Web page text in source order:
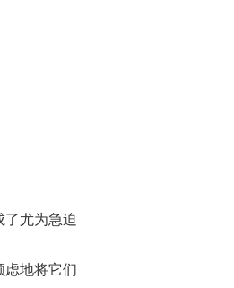
尤为急迫
虑地将它们